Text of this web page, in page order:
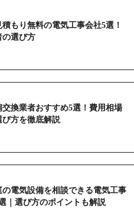
もり無料の電気工事会社5選！
の選び方
換業者おすすめ5選！費用相場
方を徹底解説
電気設備を相談できる電気工事
｜選び方のポイントも解説